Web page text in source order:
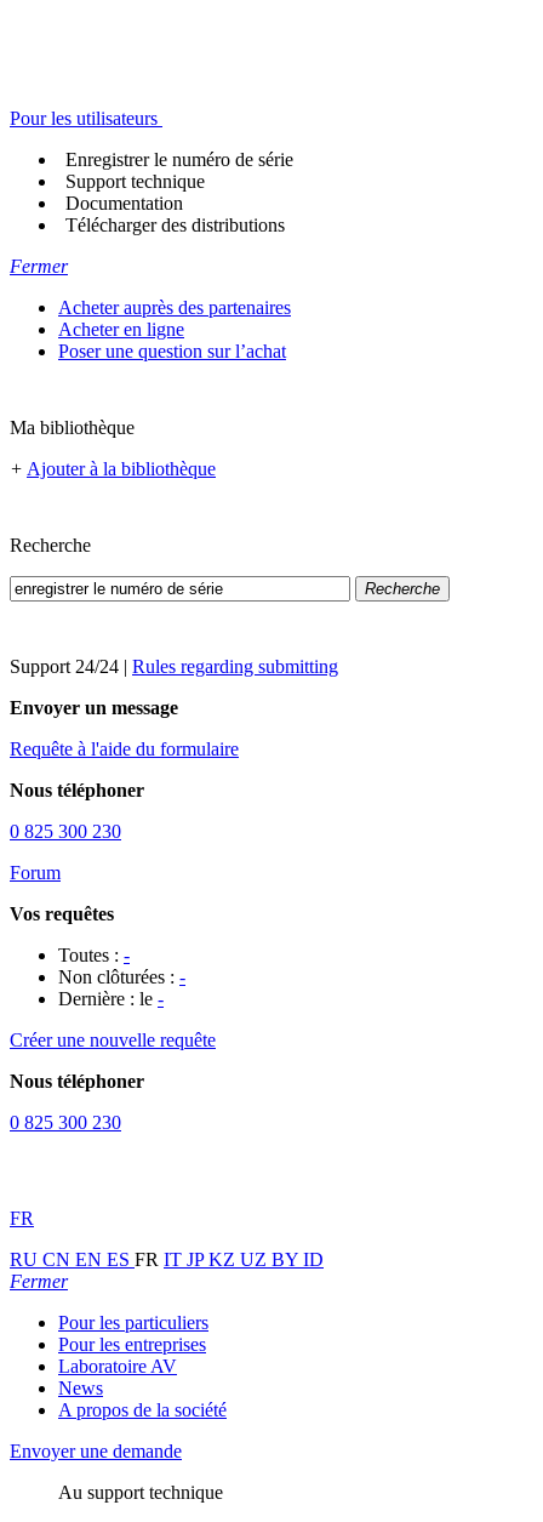
Pour les utilisateurs
Enregistrer le numéro de série
Support technique
Documentation
Télécharger des distributions
Fermer
Acheter auprès des partenaires
Acheter en ligne
Poser une question sur l’achat
Ma bibliothèque
+ Ajouter à la bibliothèque
Recherche
Recherche
Support 24/24 | Rules regarding submitting
Envoyer un message
Requête à l'aide du formulaire
Nous téléphoner
0 825 300 230
Forum
Vos requêtes
Toutes : -
Non clôturées : -
Dernière : le -
Créer une nouvelle requête
Nous téléphoner
0 825 300 230
FR
RU CN EN ES FR IT JPKZ UZ BY ID
Fermer
Pour les particuliers
Pour les entreprises
Laboratoire AV
News
A propos de la société
Envoyer une demande
Au support technique